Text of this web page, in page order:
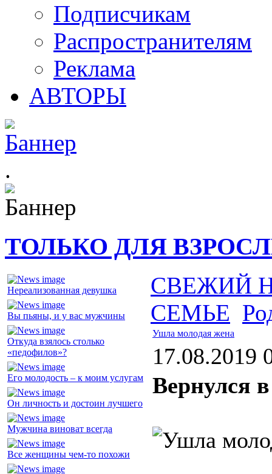
Подписчикам
Распространителям
Реклама
АВТОРЫ
.
ТОЛЬКО ДЛЯ
Нереализованная девушка
Вы пьяны, и у вас мужчины
Откуда взялось столько
«педофилов»?
Его молодость – к моим услугам
Он личность и достоин лучшего
Мужчина виноват всегда
Все женщины чем-то похожи
СВЕЖИЙ
СЕМЬЕ
Ушла молодая жена
17.08.2019
Вернулся